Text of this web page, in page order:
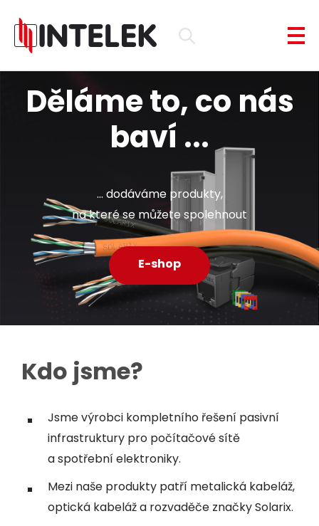
Děláme to, co nás
baví ...
... dodáváme produkty,
na které se můžete spolehnout
E-shop
Kdo jsme?
Jsme výrobci kompletního řešení pasivní
infrastruktury pro počítačové sítě
a spotřební elektroniky.
Mezi naše produkty patří metalická kabeláž,
optická kabeláž a rozvaděče značky Solarix.